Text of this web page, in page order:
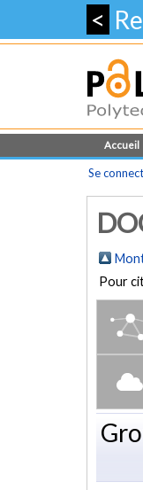
<
Accueil
Se
Pour